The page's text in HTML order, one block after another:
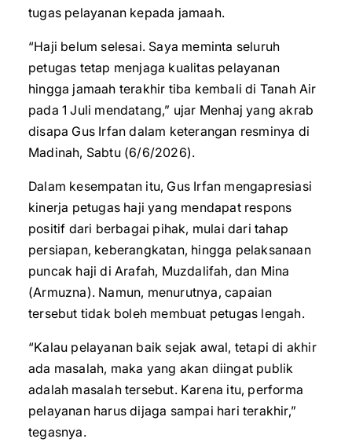
tugas pelayanan kepada jamaah.
“Haji belum selesai. Saya meminta seluruh
petugas tetap menjaga kualitas pelayanan
hingga jamaah terakhir tiba kembali di Tanah Air
pada 1 Juli mendatang,” ujar Menhaj yang akrab
disapa Gus Irfan dalam keterangan resminya di
Madinah, Sabtu (6/6/2026).
Dalam kesempatan itu, Gus Irfan mengapresiasi
kinerja petugas haji yang mendapat respons
positif dari berbagai pihak, mulai dari tahap
persiapan, keberangkatan, hingga pelaksanaan
puncak haji di Arafah, Muzdalifah, dan Mina
(Armuzna). Namun, menurutnya, capaian
tersebut tidak boleh membuat petugas lengah.
“Kalau pelayanan baik sejak awal, tetapi di akhir
ada masalah, maka yang akan diingat publik
adalah masalah tersebut. Karena itu, performa
pelayanan harus dijaga sampai hari terakhir,”
tegasnya.